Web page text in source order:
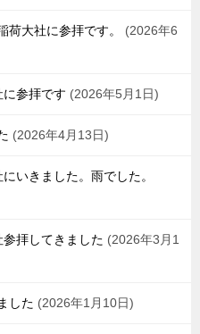
荷大社に参拝です。
2026年6
参拝です 2026年5月1日
2026年4月13日
いきました。雨でした。
拝してきました
2026年3月1
した 2026年1月10日